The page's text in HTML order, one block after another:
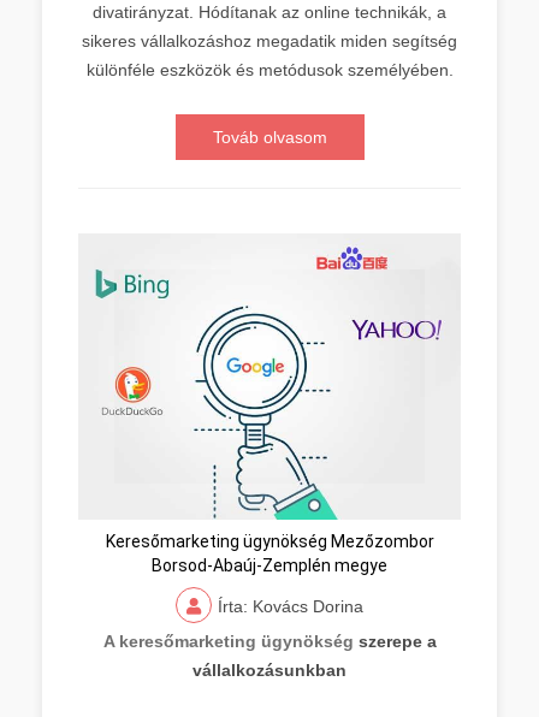
divatirányzat. Hódítanak az online technikák, a
sikeres vállalkozáshoz megadatik miden segítség
különféle eszközök és metódusok személyében.
Továb olvasom
Keresőmarketing ügynökség Mezőzombor
Borsod-Abaúj-Zemplén megye
Írta: Kovács Dorina
A keresőmarketing ügynökség szerepe a
vállalkozásunkban